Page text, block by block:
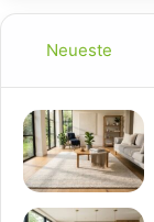
Neueste